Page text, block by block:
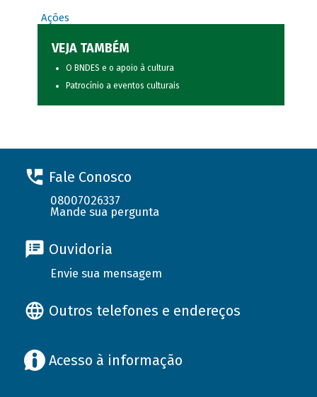
Ações
VEJA TAMBÉM
O BNDES e o apoio à cultura
Patrocínio a eventos culturais
Fale Conosco
08007026337
Mande sua pergunta
Ouvidoria
Envie sua mensagem
Outros telefones e endereços
Acesso à informação